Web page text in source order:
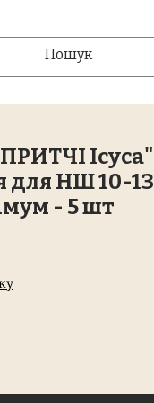
Ісуса"
для НШ 10-13
- 5 шт